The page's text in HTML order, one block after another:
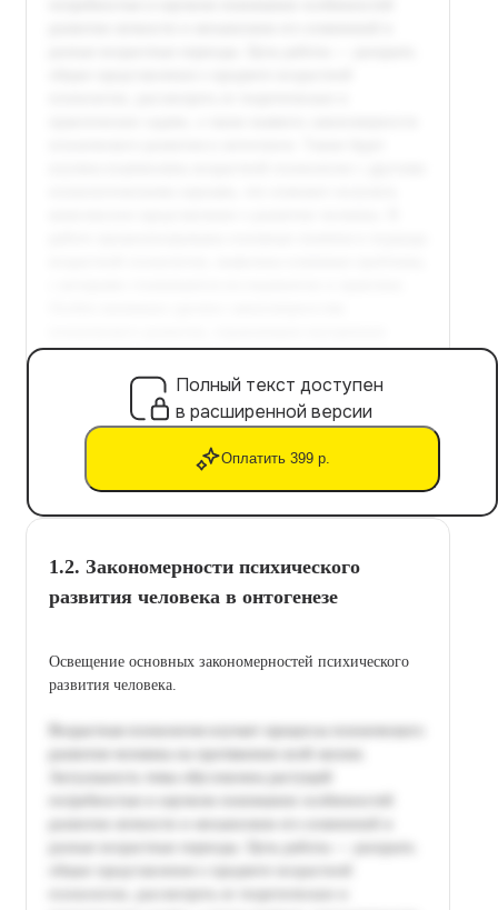
Полный текст доступен
в расширенной версии
Оплатить 399 р.
1.2. Закономерности психического
развития человека в онтогенезе
Освещение основных закономерностей психического
развития человека.